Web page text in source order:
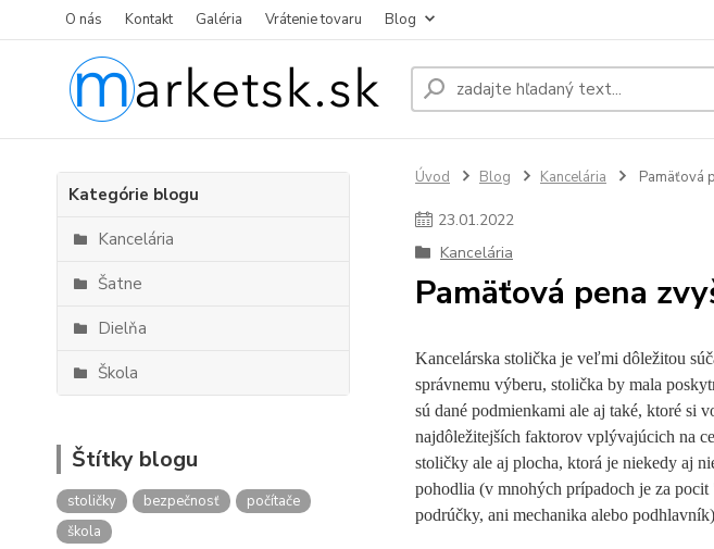
O nás Kontakt Galéria Vrátenie tovaru Blog
Kategórie blogu
Kancelária
Šatne
Dielňa
Škola
Štítky blogu
stoličky bezpečnosť
počítače
škola
Úvod Blog Kancelária Pamäťová
23.01.2022
Kancelária
Pamäťová pena
Kancelárska stolička je veľmi dôležitou
správnemu výberu, stolička by mala
sú dané podmienkami ale aj také, ktoré si
najdôležitejších faktorov vplývajúcich na
stoličky ale aj plocha, ktorá je niekedy aj
pohodlia (v mnohých prípadoch je za
podrúčky, ani mechanika alebo